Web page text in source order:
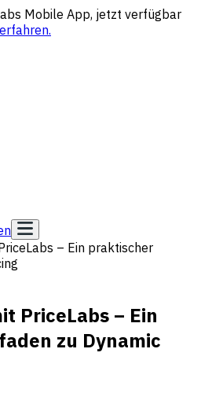
Mobile App, jetzt verfügbar
– Ein praktischer
PriceLabs – Ein
zu Dynamic